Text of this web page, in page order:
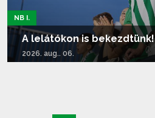
NB I.
A lelátókon is bekezdtünk!
2026. aug.. 06.